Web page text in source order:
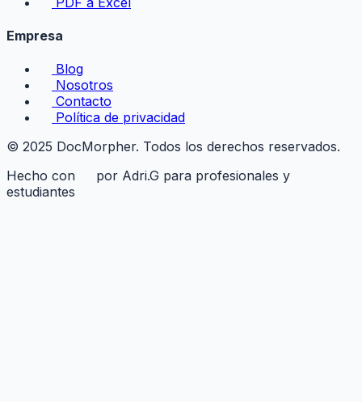
Empresa
Blog
Nosotros
Contacto
Política de privacidad
© 2025 DocMorpher. Todos los derechos reservados.
Hecho con
por Adri.G para profesionales y
estudiantes